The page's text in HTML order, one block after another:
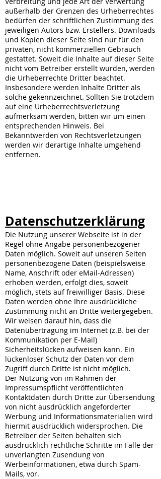
außerhalb der Grenzen des Urheberrechtes
bedürfen der schriftlichen Zustimmung des
jeweiligen Autors bzw. Erstellers. Downloads
und Kopien dieser Seite sind nur für den
privaten, nicht kommerziellen Gebrauch
gestattet. Soweit die Inhalte auf dieser Seite
nicht vom Betreiber erstellt wurden, werden
die Urheberrechte Dritter beachtet.
Insbesondere werden Inhalte Dritter als
solche gekennzeichnet. Sollten Sie trotzdem
auf eine Urheberrechtsverletzung
aufmerksam werden, bitten wir um einen
entsprechenden Hinweis. Bei
Bekanntwerden von Rechtsverletzungen
werden wir derartige Inhalte umgehend
entfernen.
Datenschutzerklärung
Die Nutzung unserer Webseite ist in der
Regel ohne Angabe personenbezogener
Daten möglich. Soweit auf unseren Seiten
personenbezogene Daten (beispielsweise
Name, Anschrift oder eMail-Adressen)
erhoben werden, erfolgt dies, soweit
möglich, stets auf freiwilliger Basis. Diese
Daten werden ohne Ihre ausdrückliche
Zustimmung nicht an Dritte weitergegeben.
Wir weisen darauf hin, dass die
Datenübertragung im Internet (z.B. bei der
Kommunikation per E-Mail)
Sicherheitslücken aufweisen kann. Ein
lückenloser Schutz der Daten vor dem
Zugriff durch Dritte ist nicht möglich.
Der Nutzung von im Rahmen der
Impressumspflicht veröffentlichten
Kontaktdaten durch Dritte zur Übersendung
von nicht ausdrücklich angeforderter
Werbung und Informationsmaterialien wird
hiermit ausdrücklich widersprochen. Die
Betreiber der Seiten behalten sich
ausdrücklich rechtliche Schritte im Falle der
unverlangten Zusendung von
Werbeinformationen, etwa durch Spam-
Mails, vor.